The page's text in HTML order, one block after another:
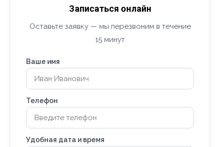
Записаться онлайн
Оставьте заявку — мы перезвоним в течение
15 минут
Ваше имя
Телефон
Удобная дата и время